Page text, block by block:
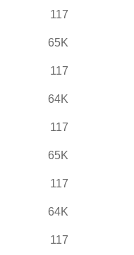
117
65K
117
64K
117
65K
117
64K
117